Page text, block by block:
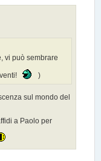
vi può sembrare
)
sul mondo del
a Paolo per